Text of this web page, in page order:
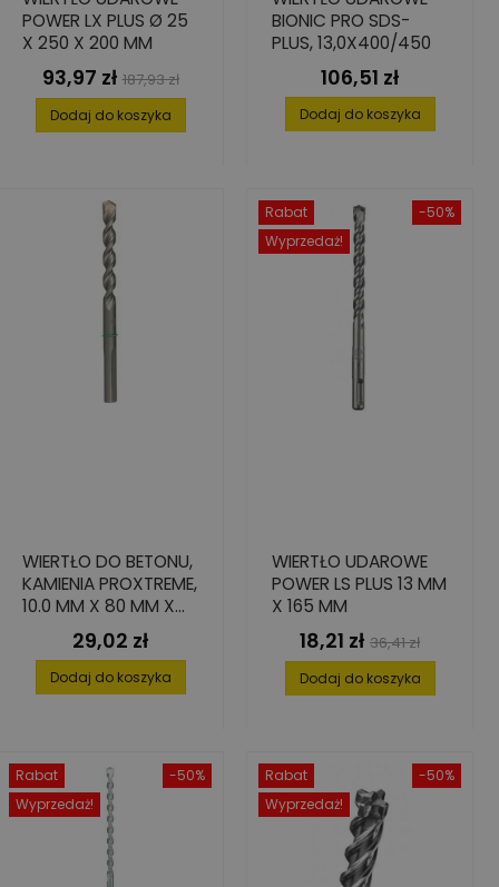
POWER LX PLUS Ø 25
X 250 X 200 MM
Cena
93,97 zł Cena
podstawowa
187,93 zł
Dodaj do koszyka
BIONIC PRO SDS-
PLUS, 13,0X400/450
Cena
106,51 zł
Dodaj do koszyka
WIERTŁO DO BETONU,
KAMIENIA PROXTREME,
10.0 MM X 80 MM X
145 MMCena
29,02 zł
Dodaj do koszyka
-50%
Rabat
Wyprzedaż!
WIERTŁO UDAROWE
POWER LS PLUS 13 MM
X 165 MM
Cena
18,21 zł Cena
podstawowa
36,41 zł
Dodaj do koszyka
-50%
Rabat
Wyprzedaż!
-50%
Rabat
Wyprzedaż!